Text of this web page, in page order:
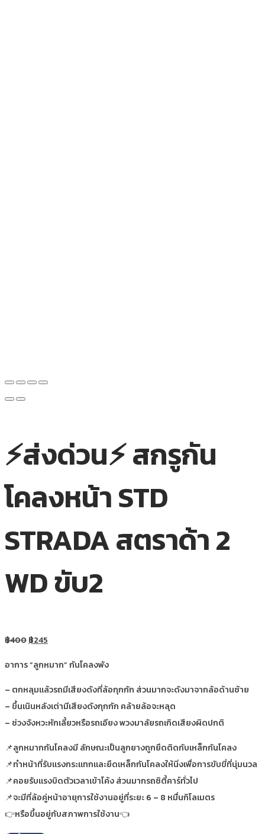
⚡ส่งด่วน⚡ สกรูกัน
โคลงหน้า STD
STRADA สตราด้า 2
WD ขับ2
฿400฿245
อาการ “ลูกหมาก” กันโคลงพัง
– ตกหลุมแล้วรถมีเสียงดังที่ล้อกุกกัก ส่วนมากจะดังมาจากล้อด้านซ้าย
– ขึ้นเนินหลังเต่ามีเสียงดังกุกกัก คล้ายล้อจะหลุด
– ช่วงจังหวะหักเลี้ยวหรือรถเอียง พวงมาลัยรถเกิดเสียงผิดปกติ
📌ลูกหมากกันโคลงมี ลักษณะเป็นลูกยางถูกยึดติดกับเหล็กกันโคลง
📌ทำหน้าที่รับแรงกระแทกและยึดเหล็กกันโคลงให้นิ่งเพื่อการขับขี่ที่นุ่มนวล
📌คอยรับแรงบิดตัวเวลาเข้าโค้ง ส่วนมากรถซิตี้คาร์ทั่วไป
📌จะมีที่ล้อคู่หน้าอายุการใช้งานอยู่ที่ระยะ 6 – 8 หมื่นกิโลเมตร
👉หรือขึ้นอยู่กับสภาพการใช้งาน👈